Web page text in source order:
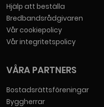
Hjälp att beställa
Bredbandsrådgivaren
Vår cookiepolicy
Vår integritetspolicy
VÅRA PARTNERS
Bostadsrättsföreningar
Byggherrar